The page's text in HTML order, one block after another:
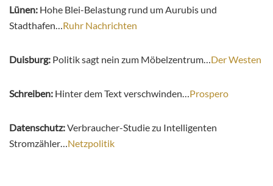
Lünen: Hohe Blei-Belastung rund um Aurubis und
Stadthafen…Ruhr Nachrichten
Duisburg: Politik sagt nein zum Möbelzentrum…Der Westen
Schreiben: Hinter dem Text verschwinden…Prospero
Datenschutz:Verbraucher-Studie zu Intelligenten
Stromzähler…Netzpolitik